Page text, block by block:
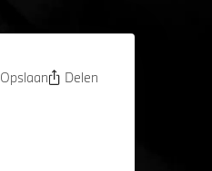
Opslaan Delen